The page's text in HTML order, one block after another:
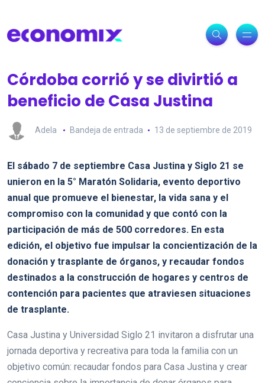
Córdoba corrió y se divirtió a
beneficio de Casa Justina
Adela Bandeja de entrada 13 de septiembre de 2019
El sábado 7 de septiembre Casa Justina y Siglo 21 se
unieron en la 5° Maratón Solidaria, evento deportivo
anual que promueve el bienestar, la vida sana y el
compromiso con la comunidad y que contó con la
participación de más de 500 corredores. En esta
edición, el objetivo fue impulsar la concientización de la
donación y trasplante de órganos, y recaudar fondos
destinados a la construcción de hogares y centros de
contención para pacientes que atraviesen situaciones
de trasplante.
Casa Justina y Universidad Siglo 21 invitaron a disfrutar una
jornada deportiva y recreativa para toda la familia con un
objetivo común: recaudar fondos para Casa Justina y crear